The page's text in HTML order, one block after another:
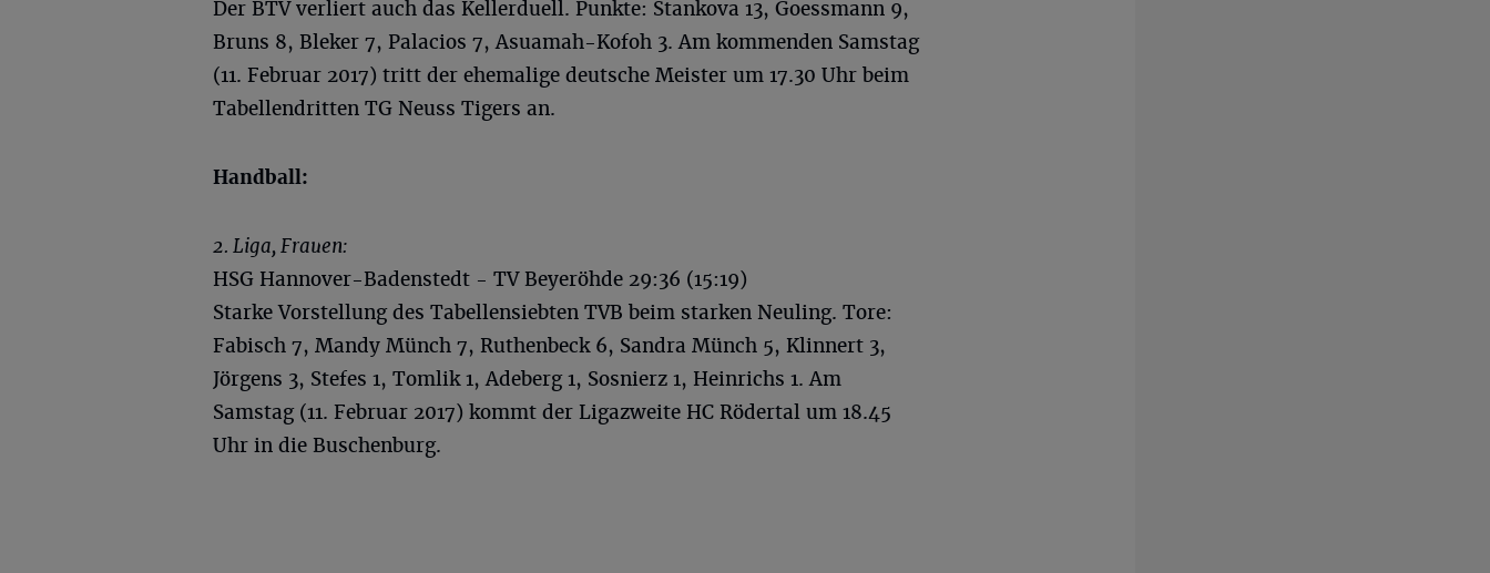
Der BTV verliert auch das Kellerduell. Punkte: Stankova 13, Goessmann 9,
Bruns 8, Bleker 7, Palacios 7, Asuamah-Kofoh 3. Am kommenden Samstag
(11. Februar 2017) tritt der ehemalige deutsche Meister um 17.30 Uhr beim
Tabellendritten TG Neuss Tigers an.
Handball:
2. Liga, Frauen:
HSG Hannover-Badenstedt - TV Beyeröhde 29:36 (15:19)
Starke Vorstellung des Tabellensiebten TVB beim starken Neuling. Tore:
Fabisch 7, Mandy Münch 7, Ruthenbeck 6, Sandra Münch 5, Klinnert 3,
Jörgens 3, Stefes 1, Tomlik 1, Adeberg 1, Sosnierz 1, Heinrichs 1. Am
Samstag (11. Februar 2017) kommt der Ligazweite HC Rödertal um 18.45
Uhr in die Buschenburg.